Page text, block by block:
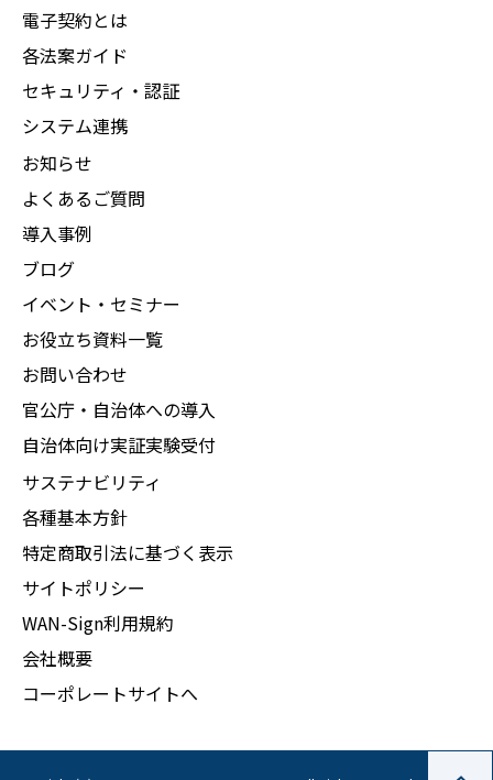
電子契約とは
各法案ガイド
セキュリティ・認証
システム連携
お知らせ
よくあるご質問
導入事例
ブログ
イベント・セミナー
お役立ち資料一覧
お問い合わせ
官公庁・自治体への導入
自治体向け実証実験受付
サステナビリティ
各種基本方針
特定商取引法に基づく表示
サイトポリシー
WAN-Sign利用規約
会社概要
コーポレートサイトへ